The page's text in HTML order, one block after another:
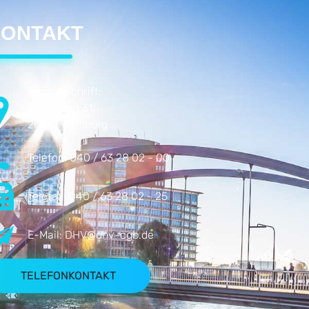
Hausanschrift:
20537 Hamburg
Telefon:040 / 63 28 02 - 00
Telefax: 040 / 63 28 02 - 25
E-Mail:DHV@dhv-cgb.de
TELEFONKONTAKT